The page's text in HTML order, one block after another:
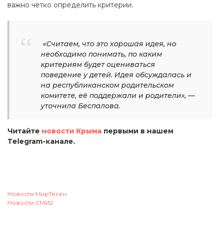
важно чётко определить критерии.
«Считаем, что это хорошая идея, но
необходимо понимать, по каким
критериям будет оцениваться
поведение у детей. Идея обсуждалась и
на республиканском родительском
комитете, её поддержали и родители», —
уточнила Беспалова.
Читайте новости Крыма первыми в нашем
Telegram-канале.
Новости МирТесен
Новости СМИ2